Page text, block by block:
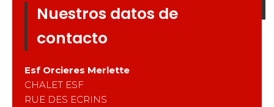
Nuestros datos de
contacto
Esf Orcieres Merlette
CHALET ESF
RUE DES ECRINS